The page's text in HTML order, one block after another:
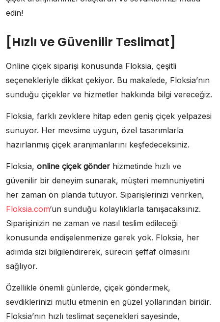
edin!
[Hızlı ve Güvenilir Teslimat]
Online çiçek siparişi konusunda Floksia, çeşitli
seçenekleriyle dikkat çekiyor. Bu makalede, Floksia’nın
sunduğu çiçekler ve hizmetler hakkında bilgi vereceğiz.
Floksia, farklı zevklere hitap eden geniş çiçek yelpazesi
sunuyor. Her mevsime uygun, özel tasarımlarla
hazırlanmış çiçek aranjmanlarını keşfedeceksiniz.
Floksia, online çiçek gönder hizmetinde hızlı ve
güvenilir bir deneyim sunarak, müşteri memnuniyetini
her zaman ön planda tutuyor. Siparişlerinizi verirken,
Floksia.com‘un sunduğu kolaylıklarla tanışacaksınız.
Siparişinizin ne zaman ve nasıl teslim edileceği
konusunda endişelenmenize gerek yok. Floksia, her
adımda sizi bilgilendirerek, sürecin şeffaf olmasını
sağlıyor.
Özellikle önemli günlerde, çiçek göndermek,
sevdiklerinizi mutlu etmenin en güzel yollarından biridir.
Floksia’nın hızlı teslimat seçenekleri sayesinde,